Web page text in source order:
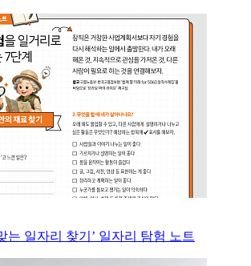
는 일자리 찾기’ 일자리 탐험 노트